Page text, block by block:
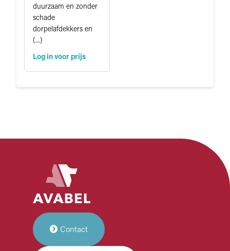
duurzaam en zonder
schade
dorpelafdekkers en
(...)
Log in voor prijs
Contact